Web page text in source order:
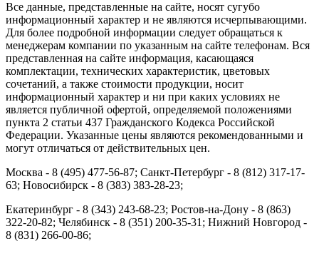
Все данные, представленные на сайте, носят сугубо
информационный характер и не являются исчерпывающими.
Для более подробной информации следует обращаться к
менеджерам компании по указанным на сайте телефонам. Вся
представленная на сайте информация, касающаяся
комплектации, технических характеристик, цветовых
сочетаний, а также стоимости продукции, носит
информационный характер и ни при каких условиях не
является публичной офертой, определяемой положениями
пункта 2 статьи 437 Гражданского Кодекса Российской
Федерации. Указанные цены являются рекомендованными и
могут отличаться от действительных цен.
Москва - 8 (495) 477-56-87; Санкт-Петербург - 8 (812) 317-17-
63; Новосибирск - 8 (383) 383-28-23;
Екатеринбург - 8 (343) 243-68-23; Ростов-на-Дону - 8 (863)
322-20-82; Челябинск - 8 (351) 200-35-31; Нижний Новгород -
8 (831) 266-00-86;